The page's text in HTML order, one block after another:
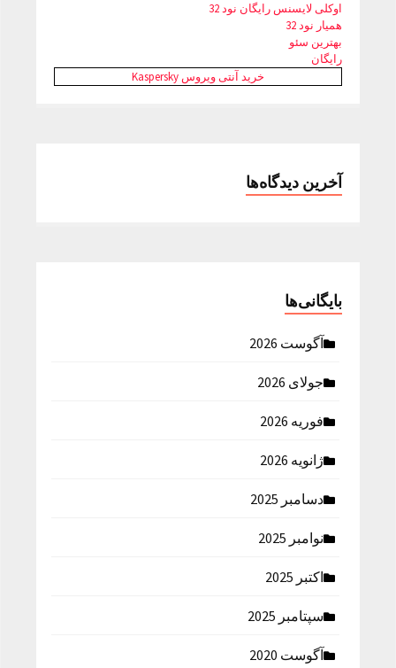
اوکلی لایسنس رایگان نود 32
همیار نود 32
بهترین سئو
رایگان
خرید آنتی ویروس Kaspersky
آخرین دیدگاه‌ها
بایگانی‌ها
آگوست 2026
جولای 2026
فوریه 2026
ژانویه 2026
دسامبر 2025
نوامبر 2025
اکتبر 2025
سپتامبر 2025
آگوست 2020